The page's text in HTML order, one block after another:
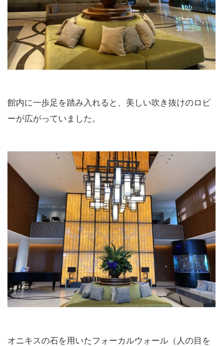
館内に一歩足を踏み入れると、美しい吹き抜けのロビ
ーが広がっていました。
オニキスの石を用いたフォーカルウォール（人の目を